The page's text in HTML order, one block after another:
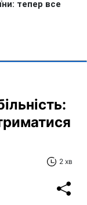
2 хв